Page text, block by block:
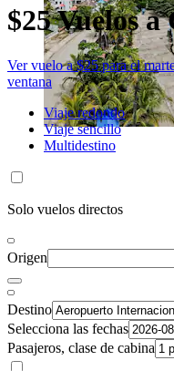
$25 Vuelos a
Ver vuelo a $25 para el
ventana
Viaje redondo
Viaje sencillo
Multidestino
Solo vuelos directos
Origen
Destino
Selecciona las fechas
Pasajeros, clase de cabina